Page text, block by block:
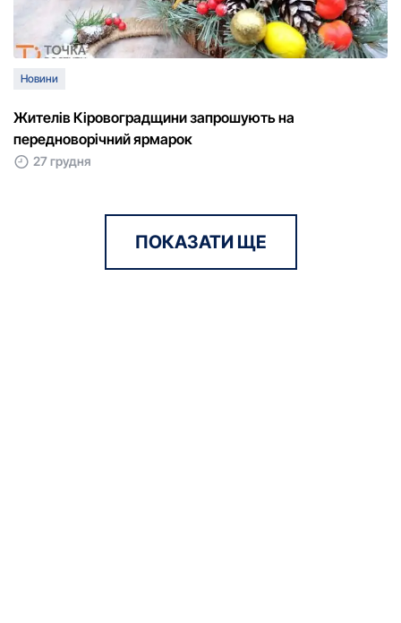
Новини
Жителів Кіровоградщини запрошують на
передноворічний ярмарок
27 грудня
ПОКАЗАТИ ЩЕ